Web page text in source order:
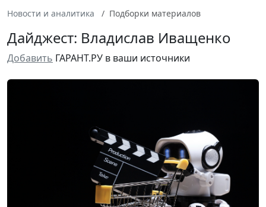
Новости и аналитика Подборки материалов
Дайджест: Владислав Иващенко
Добавить ГАРАНТ.РУ в ваши источники